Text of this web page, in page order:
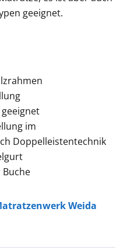
geeignet.
im
Doppelleistentechnik
Buche
Weida